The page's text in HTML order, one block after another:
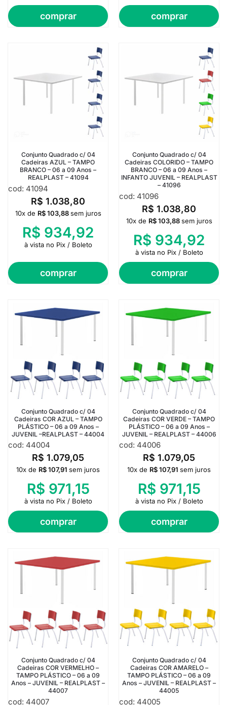
comprar comprar
Conjunto Quadrado c/ 04
Cadeiras AZUL – TAMPO
BRANCO – 06 a 09 Anos –
REALPLAST – 41094
cod: 41094
R$ 1.038,80
comprar
10x de R$103,88 sem juros
R$ 934,92
à vista no Pix / Boleto
Conjunto Quadrado c/ 04
Cadeiras COLORIDO – TAMPO
BRANCO – 06 a 09 Anos –
INFANTO JUVENIL – REALPLAST
– 41096
cod: 41096
R$ 1.038,80
comprar
10x de R$103,88 sem juros
R$ 934,92
à vista no Pix / Boleto
Conjunto Quadrado c/ 04
Cadeiras COR AZUL – TAMPO
PLÁSTICO – 06 a 09 Anos –
JUVENIL –REALPLAST – 44004
cod: 44004
R$ 1.079,05
comprar
10x de R$107,91 sem juros
R$ 971,15
à vista no Pix / Boleto
Conjunto Quadrado c/ 04
Cadeiras COR VERDE – TAMPO
PLÁSTICO – 06 a 09 Anos –
JUVENIL – REALPLAST – 44006
cod: 44006
R$ 1.079,05
comprar
10x de R$107,91 sem juros
R$ 971,15
à vista no Pix / Boleto
Conjunto Quadrado c/ 04
Cadeiras COR VERMELHO –
TAMPO PLÁSTICO – 06 a 09
Anos – JUVENIL – REALPLAST –
44007
cod: 44007
Conjunto Quadrado c/ 04
Cadeiras COR AMARELO –
TAMPO PLÁSTICO – 06 a 09
Anos – JUVENIL – REALPLAST –
44005
cod: 44005